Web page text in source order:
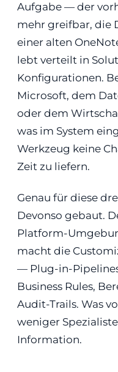
Aufgabe — der
mehr greifbar, die
einer alten
lebt verteilt in
Konfigurationen.
Microsoft, dem
oder dem
was im System
Werkzeug keine
Zeit zu liefern.
Genau für diese
Devonso gebaut.
Platform-
macht die
— Plug-in-
Business Rules,
Audit-Trails. Was
weniger
Information.